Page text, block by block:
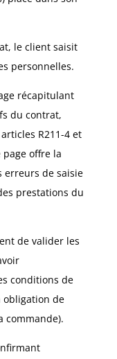
le client saisit
personnelles.
récapitulant
du contrat,
R211-4 et
offre la
erreurs de saisie
prestations du
de valider les
conditions de
obligation de
commande).